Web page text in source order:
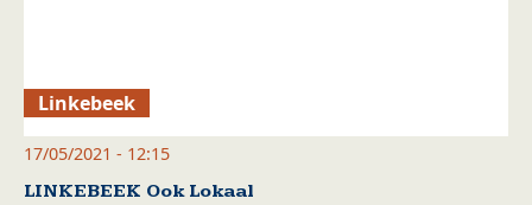
Linkebeek
17/05/2021 - 12:15
LINKEBEEK Ook Lokaal